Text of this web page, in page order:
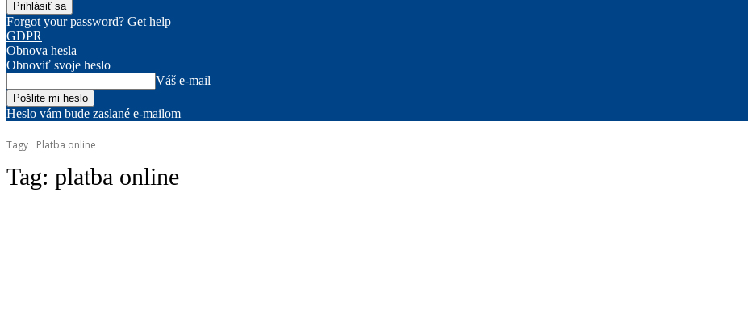
Forgot your password? Get help
GDPR
Obnova hesla
Obnoviť svoje heslo
Váš e-mail
Heslo vám bude zaslané e-mailom
Tagy Platba online
Tag: platba online